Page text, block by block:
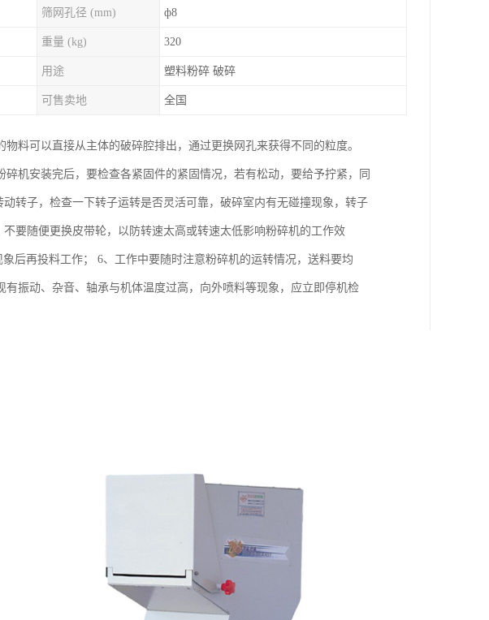
筛网孔径 (mm) ф8
重量 (kg) 320
用途 塑料粉碎 破碎
可售卖地 全国
料可以直接从主体的破碎腔排出，通过更换网孔来获得不同的粒度。
机安装完后，要检查各紧固件的紧固情况，若有松动，要给予拧紧，同
转子，检查一下转子运转是否灵活可靠，破碎室内有无碰撞现象，转子
要随便更换皮带轮，以防转速太高或转速太低影响粉碎机的工作效
后再投料工作； 6、工作中要随时注意粉碎机的运转情况，送料要均
振动、杂音、轴承与机体温度过高，向外喷料等现象，应立即停机检